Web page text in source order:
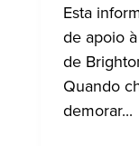
Esta
de apoio
de
Quando
demorar...